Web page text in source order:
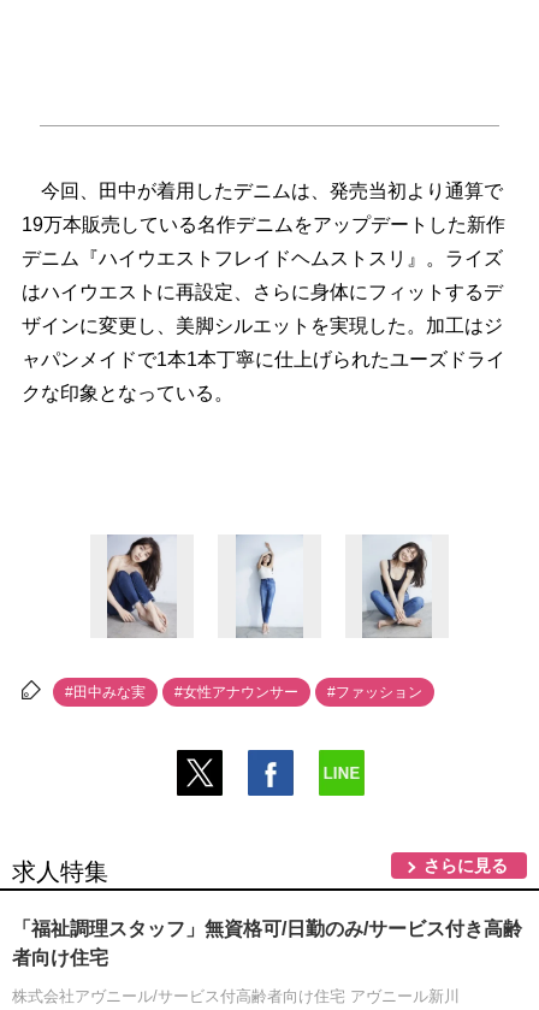
今回、田中が着用したデニムは、発売当初より通算で
19万本販売している名作デニムをアップデートした新作
デニム『ハイウエストフレイドヘムストスリ』。ライズ
はハイウエストに再設定、さらに身体にフィットするデ
ザインに変更し、美脚シルエットを実現した。加工はジ
ャパンメイドで1本1本丁寧に仕上げられたユーズドライ
クな印象となっている。
#田中みな実 #女性アナウンサー #ファッション
求人特集 さらに見る
「福祉調理スタッフ」無資格可/日勤のみ/サービス付き高齢
者向け住宅
株式会社アヴニール/サービス付高齢者向け住宅 アヴニール新川